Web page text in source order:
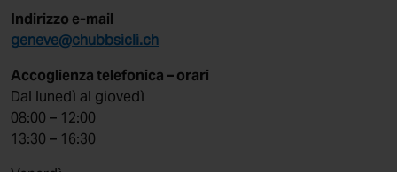
Indirizzo e-mail
geneve@chubbsicli.ch
Accoglienza telefonica – orari
Dal lunedì al giovedì
08:00 – 12:00
13:30 – 16:30